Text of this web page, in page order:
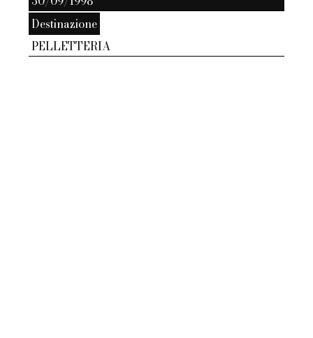
Destinazione
PELLETTERIA